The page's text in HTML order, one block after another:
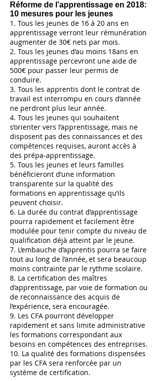
Réforme de l’apprentissage en 2018:
10 mesures pour les jeunes
1. Tous les jeunes de 16 à 20 ans en
apprentissage verront leur rémunération
augmenter de 30€ nets par mois.
2. Tous les jeunes d’au moins 18ans en
apprentissage percevront une aide de
500€ pour passer leur permis de
conduire.
3. Tous les apprentis dont le contrat de
travail est interrompu en cours d’année
ne perdront plus leur année.
4. Tous les jeunes qui souhaitent
s’orienter vers l’apprentissage, mais ne
disposent pas des connaissances et des
compétences requises, auront accès à
des prépa-apprentissage.
5. Tous les jeunes et leurs familles
bénéficieront d’une information
transparente sur la qualité des
formations en apprentissage qu’ils
peuvent choisir.
6. La durée du contrat d’apprentissage
pourra rapidement et facilement être
modulée pour tenir compte du niveau de
qualification déjà atteint par le jeune.
7. L’embauche d’apprentis pourra se faire
tout au long de l’année, et sera beaucoup
moins contrainte par le rythme scolaire.
8. La certification des maîtres
d’apprentissage, par voie de formation ou
de reconnaissance des acquis de
l’expérience, sera encouragée.
9. Les CFA pourront développer
rapidement et sans limite administrative
les formations correspondant aux
besoins en compétences des entreprises.
10. La qualité des formations dispensées
par les CFA sera renforcée par un
système de certification.